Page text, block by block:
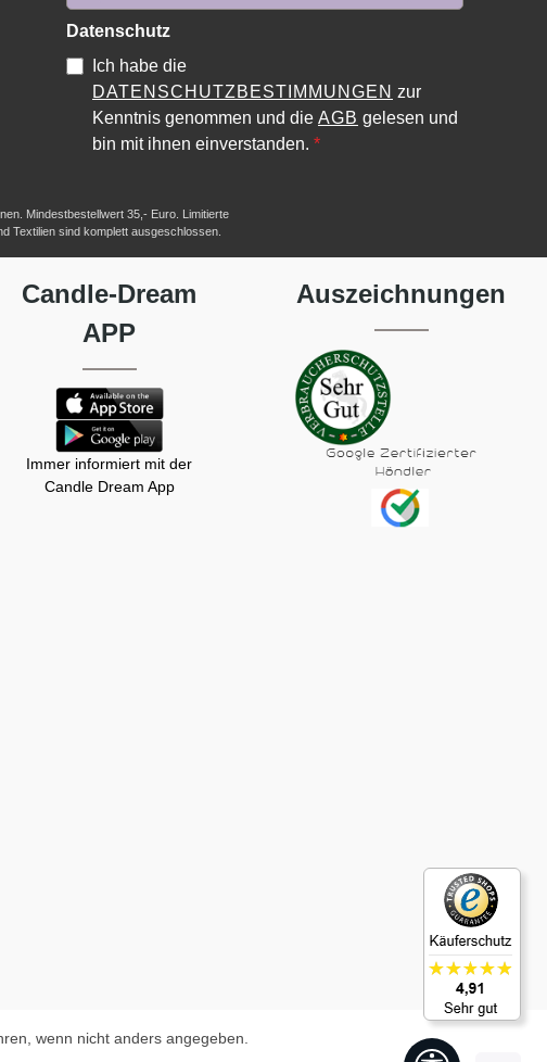
Datenschutz
Ich habe die
DATENSCHUTZBESTIMMUNGEN zur
Kenntnis genommen und die AGB gelesen und
bin mit ihnen einverstanden. *
Mindestbestellwert 35,- Euro. Limitierte
Textilien sind komplett ausgeschlossen.
Candle-Dream
APP
Immer informiert mit der
Candle Dream App
Auszeichnungen
wenn nicht anders angegeben.